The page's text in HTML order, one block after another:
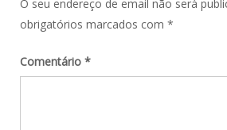
O seu endereço de email não será
obrigatórios marcados com *
Comentário *